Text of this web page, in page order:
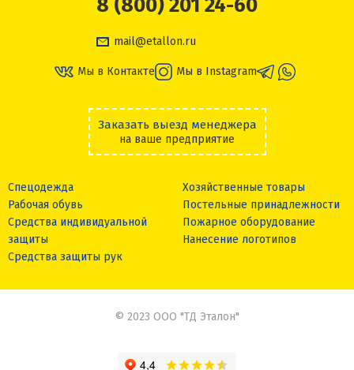
mail@etallon.ru
Мы в Контакте Мы в Instagram
Заказать выезд менеджера
на ваше предприятие
Спецодежда
Рабочая обувь
Средства индивидуальной
защиты
Средства защиты рук
Хозяйственные товары
Постельные принадлежности
Пожарное оборудование
Нанесение логотипов
© 2023 ООО "ТД Эталон"